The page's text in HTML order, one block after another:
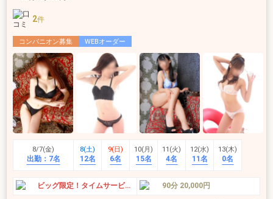
2件
コンパニオン募集 WEBオーダー
8/7(金)
出勤： 7名
8(土)
12名
9(日)
6名
10(月)
15名
11(火)
4名
12(水)
11名
13(木)
0名
ビッグ限定！タイムサービス！ 90分 20,000円